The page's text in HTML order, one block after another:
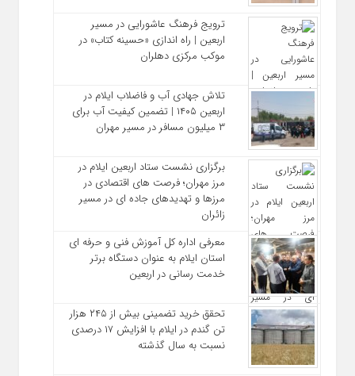
ترویج فرهنگ عاشورایی در مسیر
اربعین | راه‌ اندازی «حسینه کتاب» در
موکب مرکزی دهلران
تلاش جهادی آب و فاضلاب ایلام در
اربعین ۱۴۰۵ | تضمین کیفیت آب برای
۳ میلیون مسافر در مسیر مهران
برگزاری نشست ستاد اربعین ایلام در
مرز مهران؛ فرصت‌ های اقتصادی در
مرزها و تهدیدهای جاده‌ ای در مسیر
زائران
معرفی اداره کل آموزش فنی و حرفه‌ ای
استان ایلام به‌ عنوان دستگاه برتر
خدمت‌ رسانی در اربعین
تحقق خرید تضمینی بیش از ۲۴۵ هزار
تن گندم در ایلام با افزایش ۱۷ درصدی
نسبت به سال گذشته